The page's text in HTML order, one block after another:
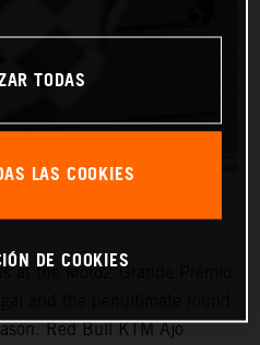
at the Moto2 Grande Prémio
Red Bull KTM Ajo
TODAS
LAS COOKIES
DE COOKIES